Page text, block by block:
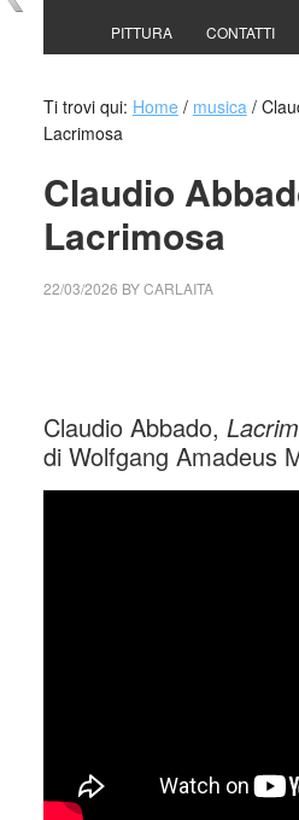
PITTURA CONTATTI
Ti trovi qui: Home / musica /
Lacrimosa
Claudio
Lacrimosa
22/03/2026 BYCARLAITA
Claudio Abbado,
di Wolfgang Amadeus